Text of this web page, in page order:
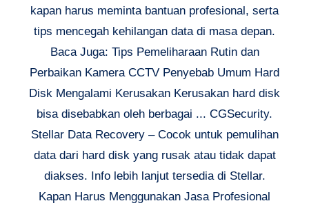
kapan harus meminta bantuan profesional, serta
tips mencegah kehilangan data di masa depan.
Baca Juga: Tips Pemeliharaan Rutin dan
Perbaikan Kamera CCTV Penyebab Umum Hard
Disk Mengalami Kerusakan Kerusakan hard disk
bisa disebabkan oleh berbagai ... CGSecurity.
Stellar Data Recovery – Cocok untuk pemulihan
data dari hard disk yang rusak atau tidak dapat
diakses. Info lebih lanjut tersedia di Stellar.
Kapan Harus Menggunakan Jasa Profesional